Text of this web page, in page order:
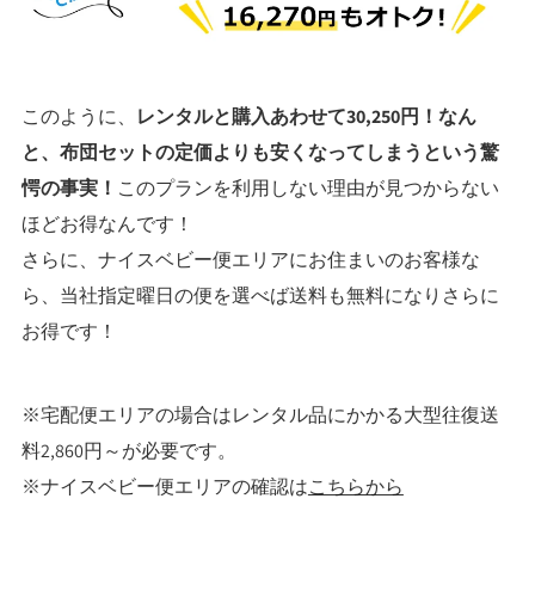
このように、 レンタルと購入あわせて30,250円！なん
と、布団セットの定価よりも安くなってしまうという驚
愕の事実！ このプランを利用しない理由が見つからない
ほどお得なんです！
さらに、ナイスベビー便エリアにお住まいのお客様な
ら、当社指定曜日の便を選べば送料も無料になりさらに
お得です！
※宅配便エリアの場合はレンタル品にかかる大型往復送
料2,860円～が必要です。
※ナイスベビー便エリアの確認はこちらから